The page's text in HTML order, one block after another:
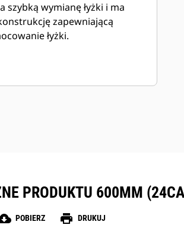
szybką wymianę łyżki i ma
zapewniającą
łyżki.
PRODUKTU 600MM
POBIERZ print DRUKUJ